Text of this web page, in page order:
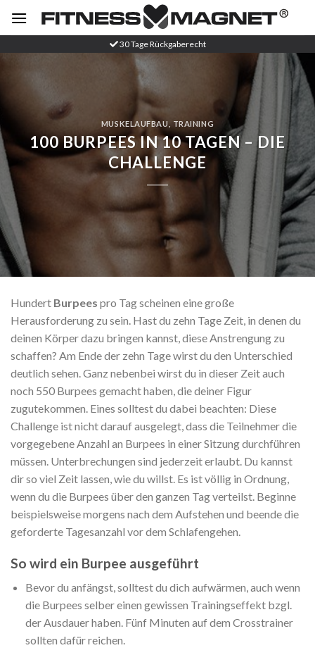
Inhalt
30 Tage Rückgaberecht
MUSKELAUFBAU TRAINING
100 BURPEES IN 10 TAGEN – DIE
CHALLENGE
Hundert Burpees pro Tag scheinen eine große
Herausforderung zu sein. Hast du zehn Tage Zeit, in denen du
deinen Körper dazu bringen kannst, diese Anstrengung zu
schaffen? Am Ende der zehn Tage wirst du den Unterschied
deutlich sehen. Ganz nebenbei wirst du in dieser Zeit auch
noch 550 Burpees gemacht haben, die deiner Figur
zugutekommen. Eines solltest du dabei beachten: Diese
Challenge ist nicht darauf ausgelegt, dass die Teilnehmer die
vorgegebene Anzahl an Burpees in einer Sitzung durchführen
müssen. Unterbrechungen sind jederzeit erlaubt. Du kannst
dir so viel Zeit lassen, wie du willst. Es ist völlig in Ordnung,
wenn du die Burpees über den ganzen Tag verteilst. Beginne
beispielsweise morgens nach dem Aufstehen und beende die
geforderte Tagesanzahl vor dem Schlafengehen.
So wird ein Burpee ausgeführt
Bevor du anfängst, solltest du dich aufwärmen, auch wenn
die Burpees selber einen gewissen Trainingseffekt bzgl.
der Ausdauer haben. Fünf Minuten auf dem Crosstrainer
sollten dafür reichen.